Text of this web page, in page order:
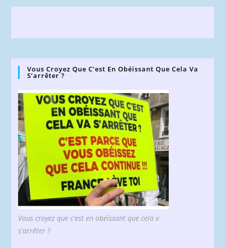
Vous Croyez Que C’est En Obéissant Que Cela Va
S’arrêter ?
Vous croyez que c'est en obéissant que cela v
s'arrêter ?